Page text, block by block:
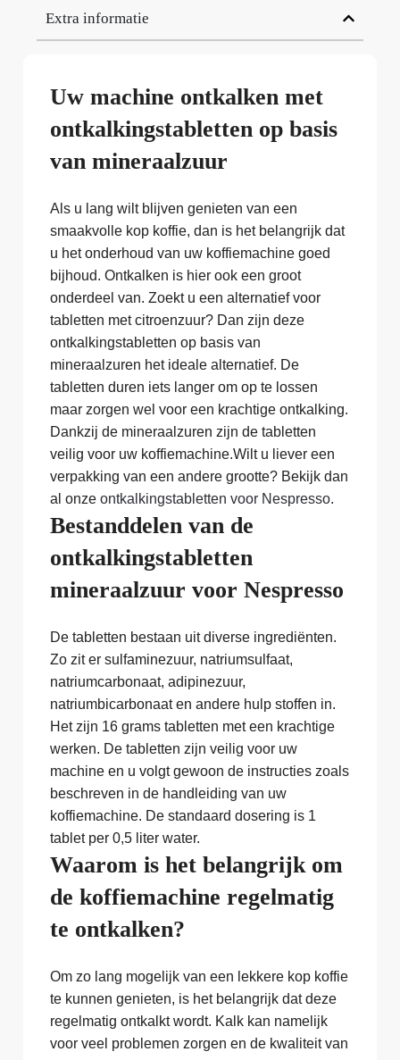
Extra informatie
Uw machine ontkalken met
ontkalkingstabletten op basis
van mineraalzuur
Als u lang wilt blijven genieten van een
smaakvolle kop koffie, dan is het belangrijk dat
u het onderhoud van uw koffiemachine goed
bijhoud. Ontkalken is hier ook een groot
onderdeel van. Zoekt u een alternatief voor
tabletten met citroenzuur? Dan zijn deze
ontkalkingstabletten op basis van
mineraalzuren het ideale alternatief. De
tabletten duren iets langer om op te lossen
maar zorgen wel voor een krachtige ontkalking.
Dankzij de mineraalzuren zijn de tabletten
veilig voor uw koffiemachine.Wilt u liever een
verpakking van een andere grootte? Bekijk dan
al onze ontkalkingstabletten voor Nespresso.
Bestanddelen van de
ontkalkingstabletten
mineraalzuur voor Nespresso
De tabletten bestaan uit diverse ingrediënten.
Zo zit er sulfaminezuur, natriumsulfaat,
natriumcarbonaat, adipinezuur,
natriumbicarbonaat en andere hulp stoffen in.
Het zijn 16 grams tabletten met een krachtige
werken. De tabletten zijn veilig voor uw
machine en u volgt gewoon de instructies zoals
beschreven in de handleiding van uw
koffiemachine. De standaard dosering is 1
tablet per 0,5 liter water.
Waarom is het belangrijk om
de koffiemachine regelmatig
te ontkalken?
Om zo lang mogelijk van een lekkere kop koffie
te kunnen genieten, is het belangrijk dat deze
regelmatig ontkalkt wordt. Kalk kan namelijk
voor veel problemen zorgen en de kwaliteit van